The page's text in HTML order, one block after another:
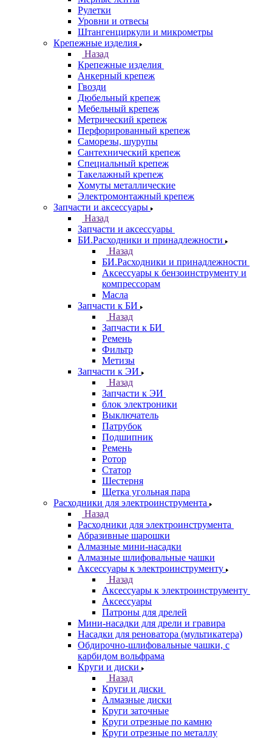
Рулетки
Уровни и отвесы
Штангенциркули и микрометры
Крепежные изделия
Назад
Крепежные изделия
Анкерный крепеж
Гвозди
Дюбельный крепеж
Мебельный крепеж
Метрический крепеж
Перфорированный крепеж
Саморезы, шурупы
Сантехнический крепеж
Специальный крепеж
Такелажный крепеж
Хомуты металлические
Электромонтажный крепеж
Запчасти и аксессуары
Назад
Запчасти и аксессуары
БИ.Расходники и принадлежности
Назад
БИ.Расходники и принадлежности
Аксессуары к бензоинструменту и
компрессорам
Масла
Запчасти к БИ
Назад
Запчасти к БИ
Ремень
Фильтр
Метизы
Запчасти к ЭИ
Назад
Запчасти к ЭИ
блок электроники
Выключатель
Патрубок
Подшипник
Ремень
Ротор
Статор
Шестерня
Щетка угольная пара
Расходники для электроинструмента
Назад
Расходники для электроинструмента
Абразивные шарошки
Алмазные мини-насадки
Алмазные шлифовальные чашки
Аксессуары к электроинструменту
Назад
Аксессуары к электроинструменту
Аксессуары
Патроны для дрелей
Мини-насадки для дрели и гравира
Насадки для реноватора (мультикатера)
Обдирочно-шлифовальные чашки, с
карбидом вольфрама
Круги и диски
Назад
Круги и диски
Алмазные диски
Круги заточные
Круги отрезные по камню
Круги отрезные по металлу